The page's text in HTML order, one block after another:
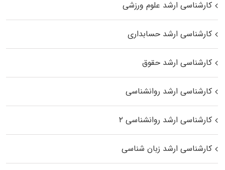
کارشناسی ارشد علوم ورزشی
کارشناسی ارشد حسابداری
کارشناسی ارشد حقوق
کارشناسی ارشد روانشناسی
کارشناسی ارشد روانشناسی ۲
کارشناسی ارشد زبان شناسی